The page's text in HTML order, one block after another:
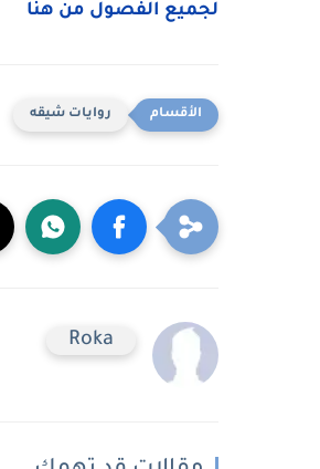
لجميع الفصول من هنا
روايات شيقه
Roka